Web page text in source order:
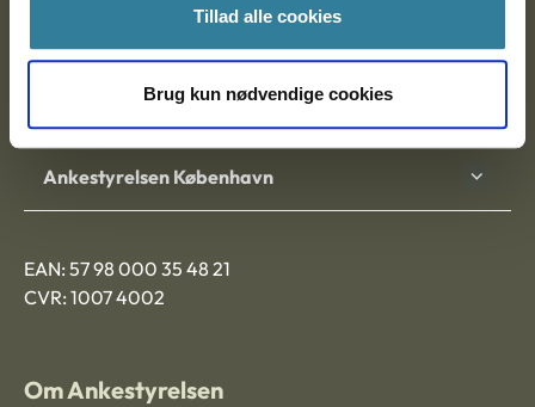
Tillad alle cookies
Brug kun nødvendige cookies
Ankestyrelsen Aalborg
Ankestyrelsen København
EAN: 57 98 000 35 48 21
CVR: 1007 4002
Om Ankestyrelsen